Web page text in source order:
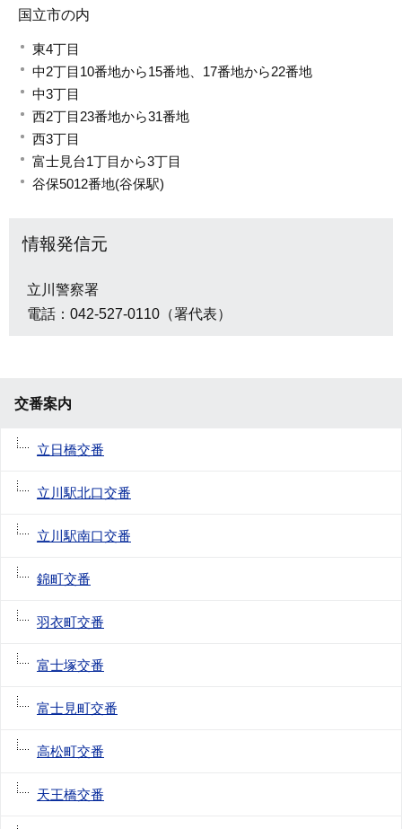
国立市の内
東4丁目
中2丁目10番地から15番地、17番地から22番地
中3丁目
西2丁目23番地から31番地
西3丁目
富士見台1丁目から3丁目
谷保5012番地(谷保駅)
情報発信元
立川警察署
電話：042-527-0110（署代表）
交番案内
立日橋交番
立川駅北口交番
立川駅南口交番
錦町交番
羽衣町交番
富士塚交番
富士見町交番
高松町交番
天王橋交番